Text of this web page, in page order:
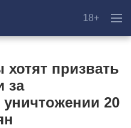
18+
призвать
за
20